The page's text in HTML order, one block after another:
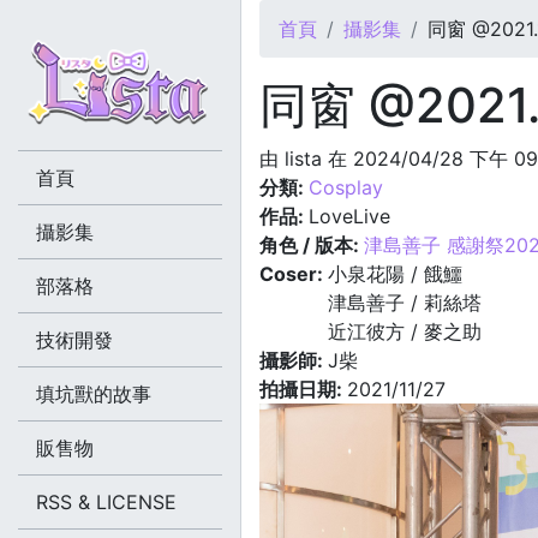
您在這裡
首頁 攝影集 同窗
同窗
由 lista 在 2024/04/28 下午
分類: Cosplay
作品: LoveLive
角色 / 版本: 津島善子 感謝祭
Coser: 小泉花陽 / 餓鱷
津島善子 / 莉絲塔
近江彼方 / 麥之助
攝影師: J柴
拍攝日期: 2021/11/27
首頁
攝影集
部落格
技術開發
填坑獸的故事
販售物
RSS & LICENSE